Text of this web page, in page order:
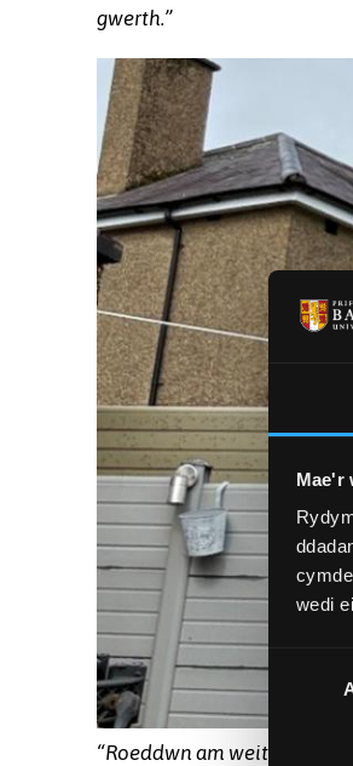
Mae'r
wedi
Caniatâd
gwerth.”
“Roeddwn am weithio ag